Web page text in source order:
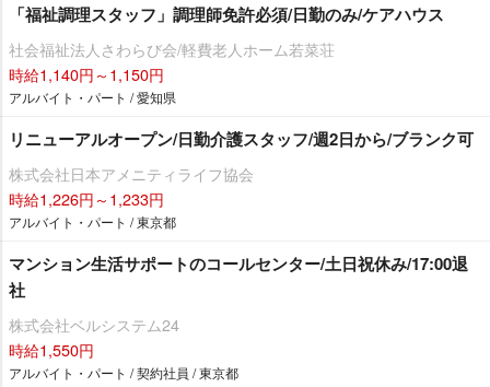
「福祉調理スタッフ」調理師免許必須/日勤のみ/ケアハウス
社会福祉法人さわらび会/軽費老人ホーム若菜荘
時給1,140円～1,150円
アルバイト・パート / 愛知県
リニューアルオープン/日勤介護スタッフ/週2日から/ブランク可
株式会社日本アメニティライフ協会
時給1,226円～1,233円
アルバイト・パート / 東京都
マンション生活サポートのコールセンター/土日祝休み/17:00退
社
株式会社ベルシステム24
時給1,550円
アルバイト・パート / 契約社員 / 東京都